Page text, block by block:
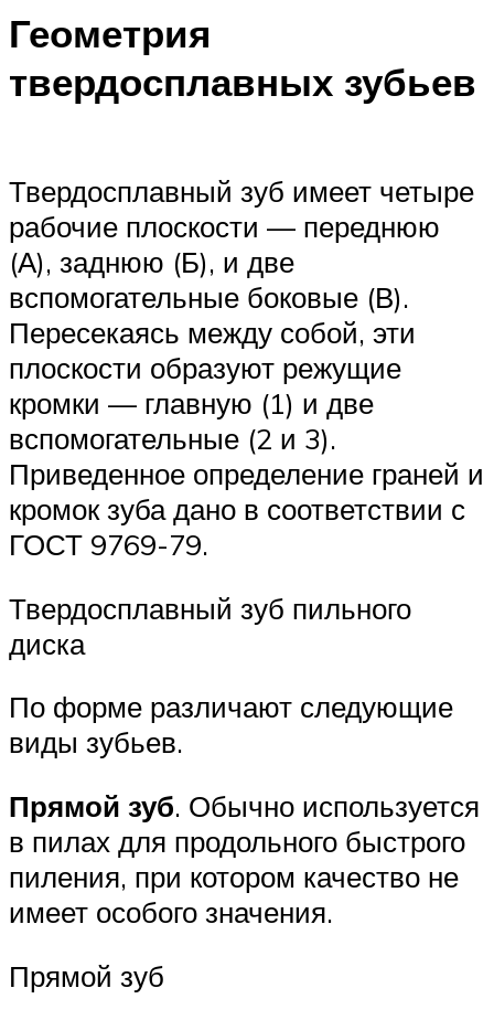
Геометрия
твердосплавных зубьев
Твердосплавный зуб имеет четыре
рабочие плоскости — переднюю
(А), заднюю (Б), и две
вспомогательные боковые (В).
Пересекаясь между собой, эти
плоскости образуют режущие
кромки — главную (1) и две
вспомогательные (2 и 3).
Приведенное определение граней и
кромок зуба дано в соответствии с
ГОСТ 9769-79.
Твердосплавный зуб пильного
диска
По форме различают следующие
виды зубьев.
Прямой зуб. Обычно используется
в пилах для продольного быстрого
пиления, при котором качество не
имеет особого значения.
Прямой зуб